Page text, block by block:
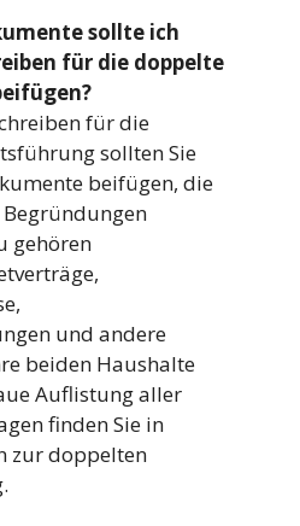
sollte ich
für die doppelte
für die
sollten Sie
beifügen, die
gehören
und andere
beiden Haushalte
Auflistung aller
finden Sie in
zur doppelten